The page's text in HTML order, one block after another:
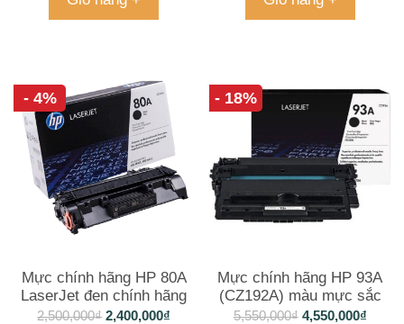
- 4%
Mực chính hãng HP 80A
LaserJet đen chính hãng
(CF280A)
2,500,000₫ 2,400,000₫
- 18%
Mực chính hãng HP 93A
(CZ192A) màu mực sắc
nét
5,550,000₫ 4,550,000₫